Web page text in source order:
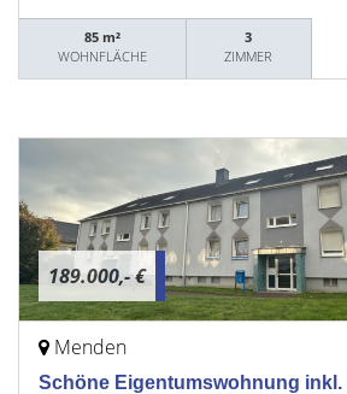
85 m²
WOHNFLÄCHE
3
ZIMMER
189.000,- €
Menden
Schöne Eigentumswohnung